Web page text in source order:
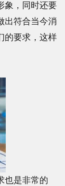
象，同时还要
出符合当今消
的要求，这样
是非常的